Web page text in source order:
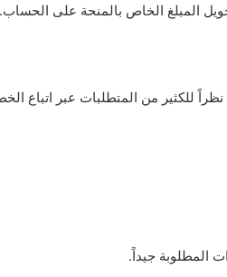
للكثير من المتطلبات عبر اتباع
المطلوبة جيداً.